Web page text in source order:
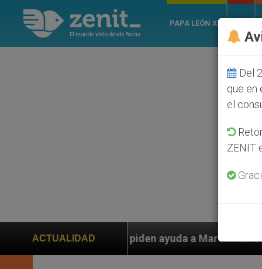
PAPA LEÓN XIV
ACTUALIDAD
piden ayuda a Marco Rubio ante persecución
Del
que en
el
ZENIT